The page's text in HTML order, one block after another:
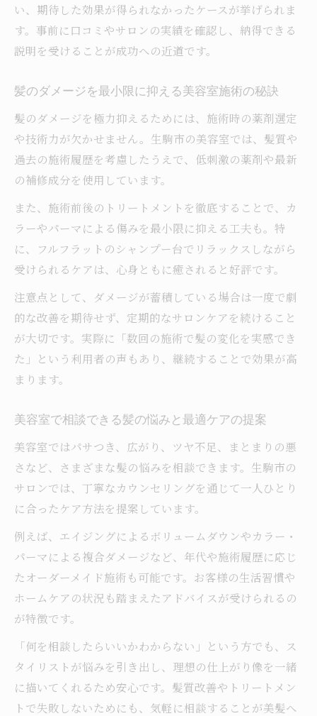
い、期待した効果が得られなかったケースが挙げられま
す。事前に口コミやサロンの実績を確認し、納得できる
説明を受けることが成功への近道です。
髪のダメージを最小限に抑える美容室施術の秘訣
髪のダメージを極力抑えるためには、施術時の薬剤選定
や技術力が欠かせません。生駒市の美容室では、髪質や
過去の施術履歴を考慮したうえで、低刺激の薬剤や最新
の補修成分を使用しています。
また、施術前後のトリートメントを徹底することで、カ
ラーやパーマによる傷みを最小限に抑える工夫も。特
に、フルフラットのシャンプー台でリラックスしながら
受けられるケアは、心身ともに癒されると好評です。
注意点として、ダメージが蓄積している場合は一度で劇
的な改善を期待せず、定期的なサロンケアを続けること
が大切です。実際に「数回の施術で髪の変化を実感でき
た」という利用者の声もあり、継続することで効果が高
まります。
美容室で相談できる髪の悩みと最適ケアの提案
美容室ではパサつき、広がり、ツヤ不足、まとまりの悪
さなど、さまざまな髪の悩みを相談できます。生駒市の
サロンでは、丁寧なカウンセリングを通じて一人ひとり
に合ったケア方法を提案しています。
例えば、エイジングによるボリュームダウンやカラー・
パーマによる複合ダメージなど、年代や施術履歴に応じ
たオーダーメイド施術も可能です。お客様の生活習慣や
ホームケアの状況も踏まえたアドバイスが受けられるの
が特徴です。
「何を相談したらいいかわからない」という方でも、ス
タイリストが悩みを引き出し、理想の仕上がり像を一緒
に描いてくれるため安心です。髪質改善やトリートメン
トで失敗しないためにも、気軽に相談することが美髪へ